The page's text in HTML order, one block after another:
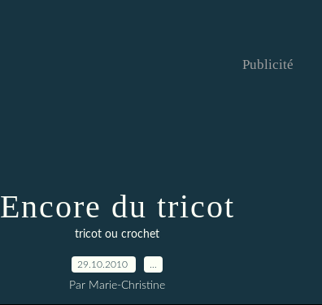
Publicité
Encore du tricot
tricot ou crochet
29.10.2010
Par Marie-Christine